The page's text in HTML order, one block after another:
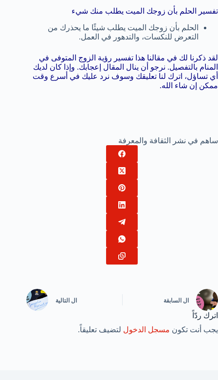
تفسير الحلم بأن زوجك الميت يطلب منك شيء
الحلم بأن زوجك الميت يطلب شيئًا ما يحذرك من
التعرض للنكسات، والتدهور في العمل.
لقد ذكرنا لك في مقالنا هذا تفسير رؤية الزوج المتوفى في
المنام بالتفصيل. نرجو أن ينال المقال إعجابك. وإذا كان لديك
أي تساؤل، اترك لنا تعليقك وسوف نرد عليك في أسرع وقت
ممكن إن شاء الله.
ساهم في نشر الثقافة والمعرفة
ال السابقة ال التالية
اترك ردّاً
يجب أنت تكون مسجل الدخول لتضيف تعليقاً.